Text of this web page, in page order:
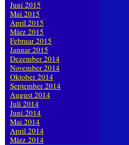
Juni 2015
Mai 2015
April 2015
März 2015
Februar 2015
Januar 2015
Dezember 2014
November 2014
Oktober 2014
September 2014
August 2014
Juli 2014
Juni 2014
Mai 2014
April 2014
März 2014